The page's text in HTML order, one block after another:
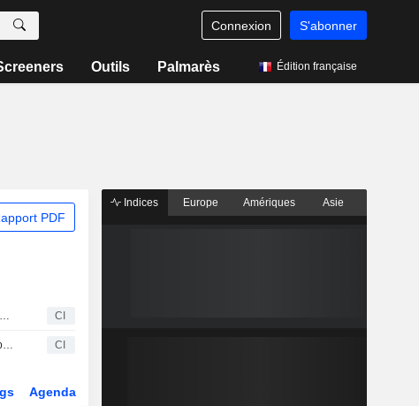
Connexion S'abonner
Outils Palmarès Édition française
PDF
Xinxiang Chemical Fiber Co., Ltd. annonce le versement d'un dividende au titre de l'exercice 2025 pour les actions A, payable le 03 juin 2026 CI
Xinxiang Chemical Fiber Co., Ltd. publie ses résultats pour le premier trimestre clos le 31 mars 2026 CI
Agenda
Indices Europe Amériques Asie